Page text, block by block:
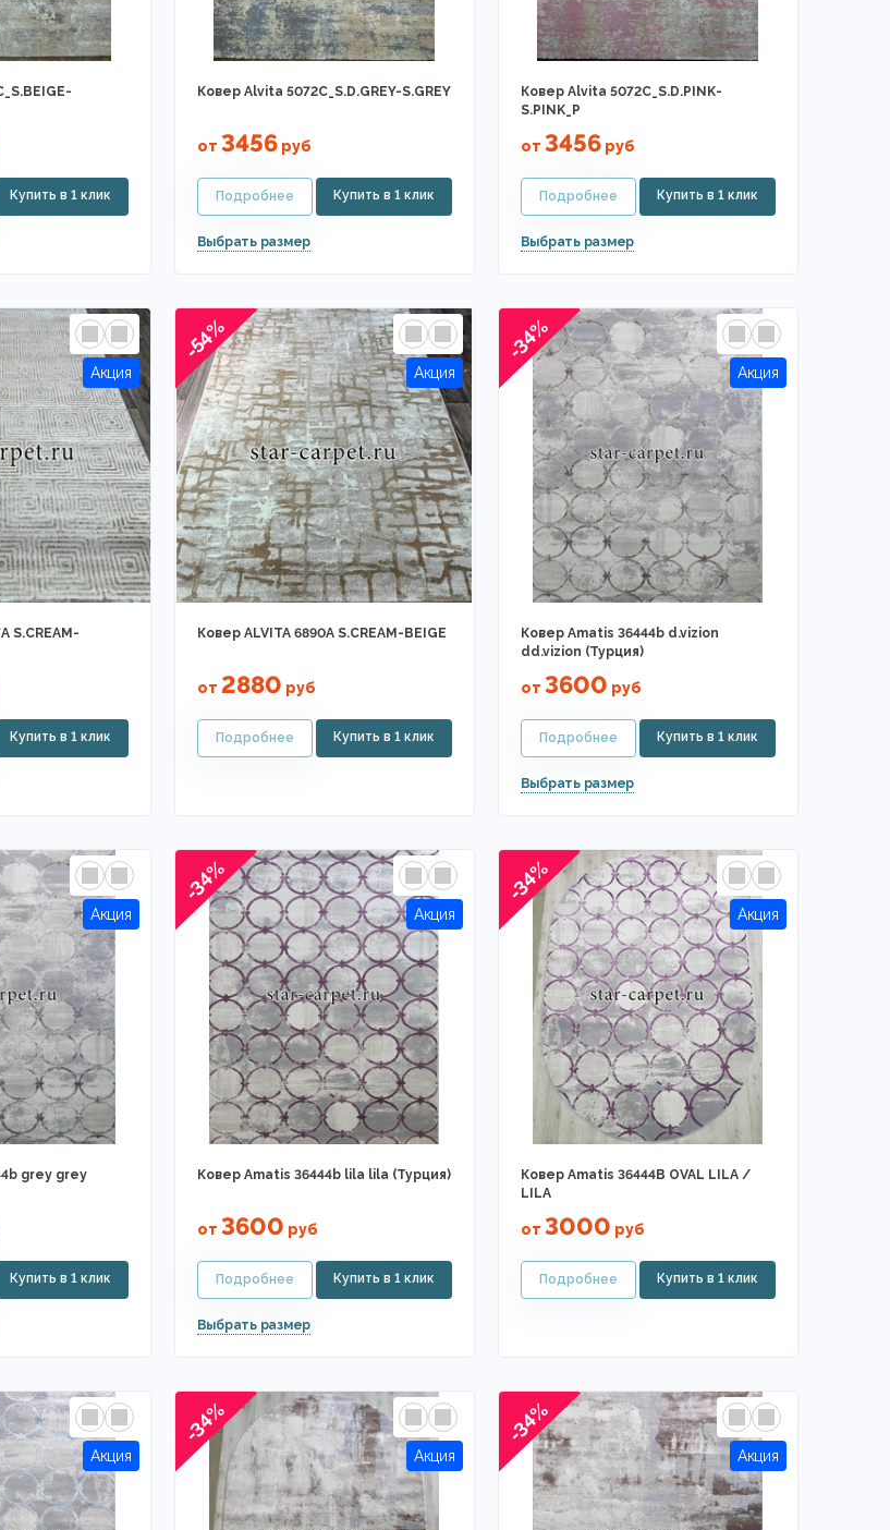
Ковер Alvita 5072C_S.D.GREY-S.GREY
от 3456руб
Ковер Alvita 5072C_S.D.PINK-
S.PINK_P
от 3456руб
S.CREAM-
-54%
Ковер ALVITA 6890A S.CREAM-BEIGE
от 2880 руб
-34%
Ковер Amatis 36444b d.vizion
dd.vizion (Турция)
от 3600 руб
grey grey
-34%
Ковер Amatis 36444b lila lila (Турция)
от 3600 руб
-34%
Ковер Amatis 36444B OVAL LILA /
LILA
от 3000 руб
-34% -34%